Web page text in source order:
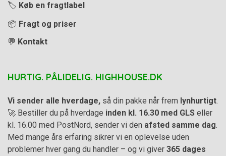
🏷️ Køb en fragtlabel
📦 Fragt og priser
💬 Kontakt
HURTIG. PÅLIDELIG. HIGHHOUSE.DK
Vi sender alle hverdage, så din pakke når frem lynhurtigt.
🚀 Bestiller du på hverdage inden kl. 16.30 med GLS eller
kl. 16.00 med PostNord, sender vi den afsted samme dag.
Med mange års erfaring sikrer vi en oplevelse uden
problemer hver gang du handler – og vi giver 365 dages